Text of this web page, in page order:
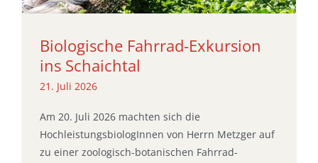
Biologische Fahrrad-Exkursion
ins Schaichtal
21. Juli 2026
Am 20. Juli 2026 machten sich die
HochleistungsbiologInnen von Herrn Metzger auf
zu einer zoologisch-botanischen Fahrrad-